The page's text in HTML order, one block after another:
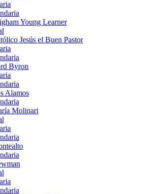
Young Learner
Jesús el Buen Pastor
Byron
Alamos
Molinari